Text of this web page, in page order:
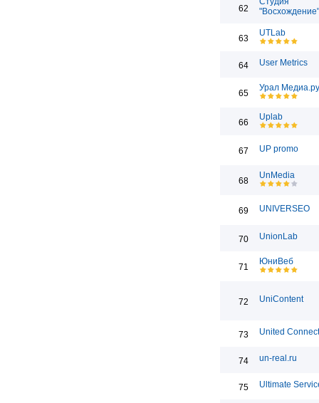
62
"Восхождение"
63
UTLab
64 User Metrics
65
Урал Медиа.ру
66
Uplab
67 UP promo
68
UnMedia
69 UNIVERSEO
70 UnionLab
71
ЮниВеб
72 UniContent
73 United
74 un-real.ru
75 Ultimate